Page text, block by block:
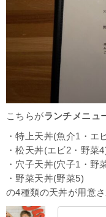
こちらがランチメニュ
・特上天丼(魚介1・エ
・松天丼(エビ2・野菜
・穴子天丼(穴子1・野
・野菜天丼(野菜5)
の4種類の天丼が用意さ